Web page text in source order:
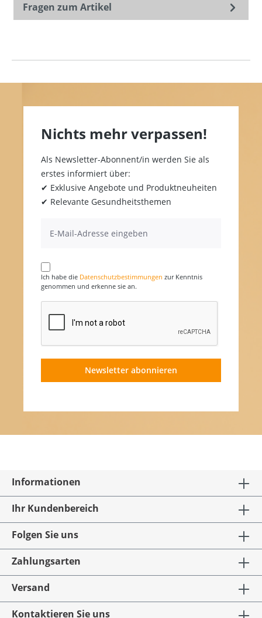
Fragen zum Artikel
Nichts mehr verpassen!
Als Newsletter-Abonnent/in werden Sie als
erstes informiert über:
✔ Exklusive Angebote und Produktneuheiten
✔ Relevante Gesundheitsthemen
Ich habe die Datenschutzbestimmungen zur Kenntnis
genommen und erkenne sie an.
Newsletter abonnieren
Informationen
Ihr Kundenbereich
Folgen Sie uns
Zahlungsarten
Versand
Kontaktieren Sie uns